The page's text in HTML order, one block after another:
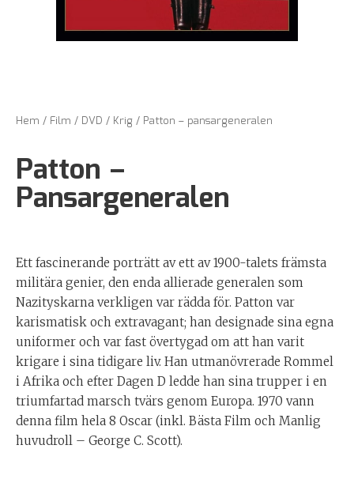
Hem / Film / DVD / Krig/ Patton – pansargeneralen
Patton –
Pansargeneralen
Ett fascinerande porträtt av ett av 1900-talets främsta
militära genier, den enda allierade generalen som
Nazityskarna verkligen var rädda för. Patton var
karismatisk och extravagant; han designade sina egna
uniformer och var fast övertygad om att han varit
krigare i sina tidigare liv. Han utmanövrerade Rommel
i Afrika och efter Dagen D ledde han sina trupper i en
triumfartad marsch tvärs genom Europa. 1970 vann
denna film hela 8 Oscar (inkl. Bästa Film och Manlig
huvudroll – George C. Scott).